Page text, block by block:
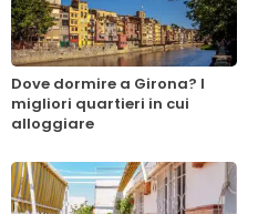
Dove dormire a Girona? I
migliori quartieri in cui
alloggiare